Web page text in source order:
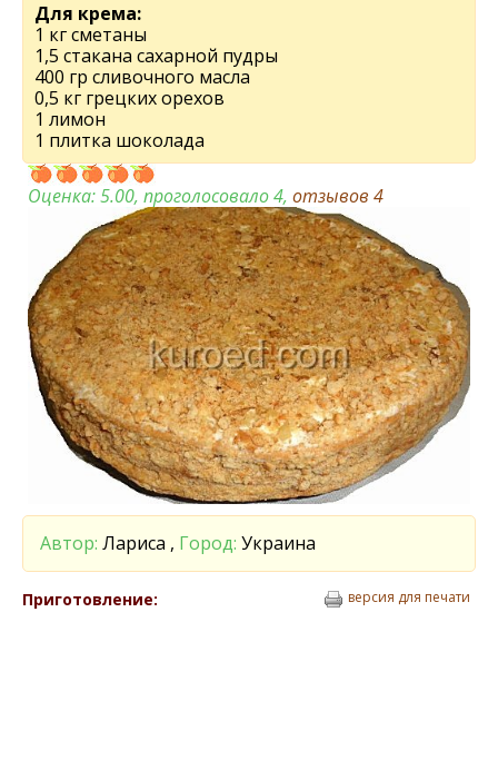
Для крема:
1 кг сметаны
1,5 стакана сахарной пудры
400 гр сливочного масла
0,5 кг грецких орехов
1 лимон
1 плитка шоколада
Оценка:5.00, проголосовало 4, отзывов 4
Автор: Лариса , Город: Украина
Приготовление: версия для печати